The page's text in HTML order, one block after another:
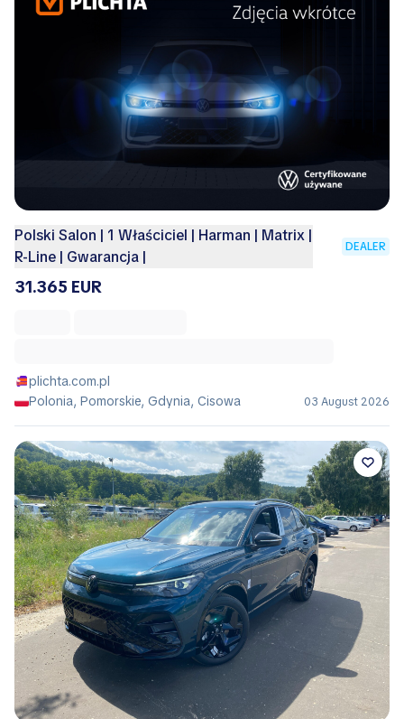
Polski Salon | 1 Właściciel | Harman | Matrix |
R-Line | Gwarancja |
DEALER
31.365 EUR
plichta.com.pl
Polonia, Pomorskie, Gdynia, Cisowa
03 August 2026